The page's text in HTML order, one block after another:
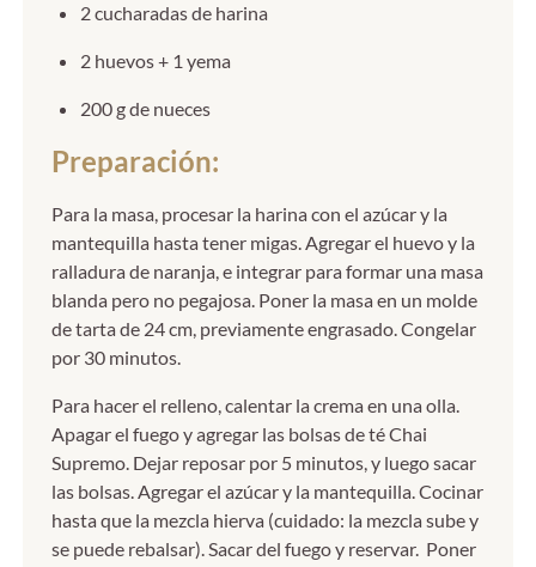
2 cucharadas de harina
2 huevos + 1 yema
200 g de nueces
Preparación:
Para la masa, procesar la harina con el azúcar y la
mantequilla hasta tener migas. Agregar el huevo y la
ralladura de naranja, e integrar para formar una masa
blanda pero no pegajosa. Poner la masa en un molde
de tarta de 24 cm, previamente engrasado. Congelar
por 30 minutos.
Para hacer el relleno, calentar la crema en una olla.
Apagar el fuego y agregar las bolsas de té Chai
Supremo. Dejar reposar por 5 minutos, y luego sacar
las bolsas. Agregar el azúcar y la mantequilla. Cocinar
hasta que la mezcla hierva (cuidado: la mezcla sube y
se puede rebalsar). Sacar del fuego y reservar. Poner